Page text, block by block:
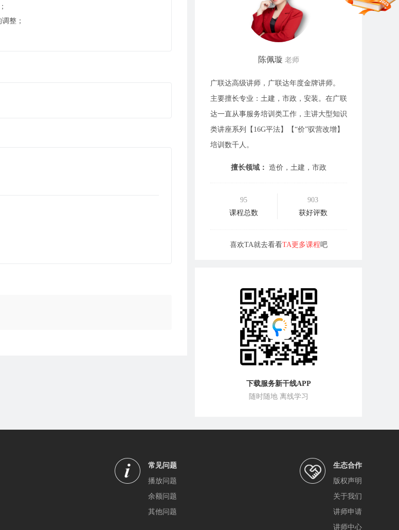
整；
陈佩璇 老师
广联达高级讲师，广联达年度金牌讲师。
主要擅长专业：土建，市政，安装。在广联
达一直从事服务培训类工作，主讲大型知识
类讲座系列【16G平法】【“价”驭营改增】
培训数千人。
擅长领域： 造价，土建，市政
95
课程总数
903
获好评数
喜欢TA就去看看TA更多课程吧
下载服务新干线APP
随时随地 离线学习
常见问题
播放问题
余额问题
其他问题
生态合作
版权声明
关于我们
讲师申请
讲师中心